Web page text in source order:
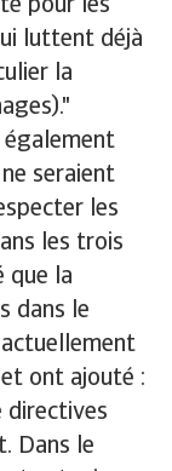
pour les
luttent déjà
la
également
seraient
les
les trois
que la
dans le
ont ajouté :
directives
Dans le